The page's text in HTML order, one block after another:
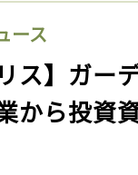
ース
ス】ガー
から投資